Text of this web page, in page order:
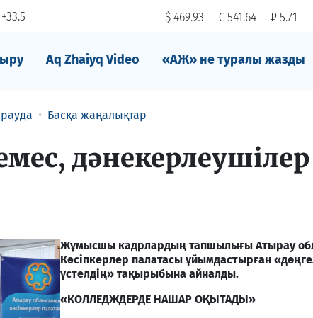
$ 469.93 € 541.64 ₽ 5.71
Aq Zhaiyq Video «АЖ» не туралы жазды
Басқа жаңалықтар
дәнекерлеушілер
Жұмысшы кадрлардың тапшылығы Атырау
Кәсіпкерлер палатасы ұйымдастырған
үстелдің» тақырыбына айналды.
«КОЛЛЕДЖДЕРДЕ НАШАР ОҚЫТАДЫ»